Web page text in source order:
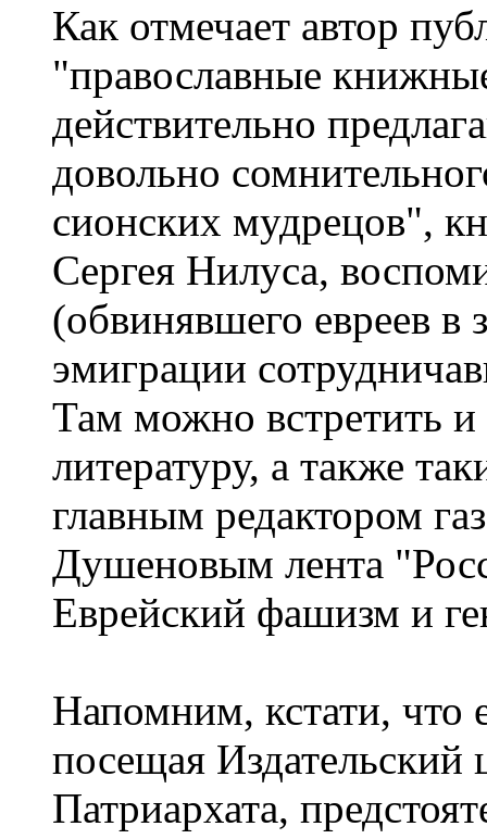
Как отмечает автор
"православные
действительно
довольно
сионских мудрецов",
Сергея Нилуса,
(обвинявшего евреев в
эмиграции
Там можно встретить
литературу, а также
главным редактором
Душеновым лента
Еврейский фашизм и
Напомним, кстати, что
посещая Издательский
Патриархата,